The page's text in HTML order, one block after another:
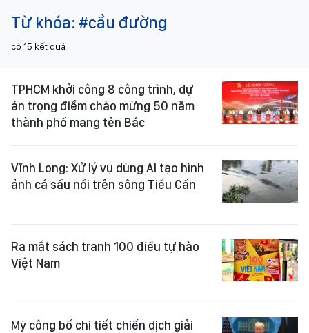
Từ khóa: #cầu đường
có 15 kết quả
TPHCM khởi công 8 công trình, dự
án trọng điểm chào mừng 50 năm
thành phố mang tên Bác
Vĩnh Long: Xử lý vụ dùng AI tạo hình
ảnh cá sấu nổi trên sông Tiểu Cần
Ra mắt sách tranh 100 điều tự hào
Việt Nam
Mỹ công bố chi tiết chiến dịch giải